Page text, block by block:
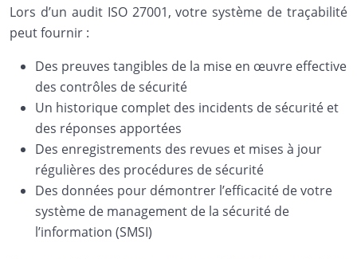
Lors d’un audit ISO 27001, votre système de traçabilité
peut fournir :
Des preuves tangibles de la mise en œuvre effective
des contrôles de sécurité
Un historique complet des incidents de sécurité et
des réponses apportées
Des enregistrements des revues et mises à jour
régulières des procédures de sécurité
Des données pour démontrer l’efficacité de votre
système de management de la sécurité de
l’information (SMSI)